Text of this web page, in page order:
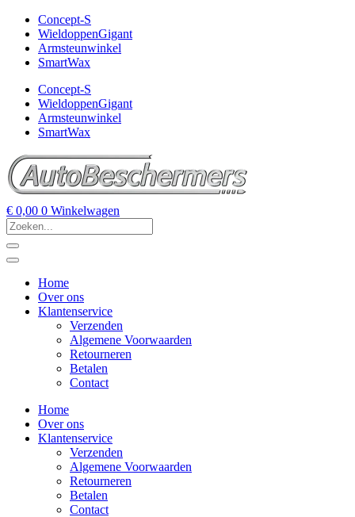
Concept-S
WieldoppenGigant
Armsteunwinkel
SmartWax
Concept-S
WieldoppenGigant
Armsteunwinkel
SmartWax
€ 0,00 0 Winkelwagen
Home
Over ons
Klantenservice
Verzenden
Algemene Voorwaarden
Retourneren
Betalen
Contact
Home
Over ons
Klantenservice
Verzenden
Algemene Voorwaarden
Retourneren
Betalen
Contact